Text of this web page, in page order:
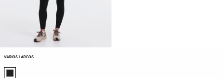
VARIOS LARGOS
Lista de colores del producto